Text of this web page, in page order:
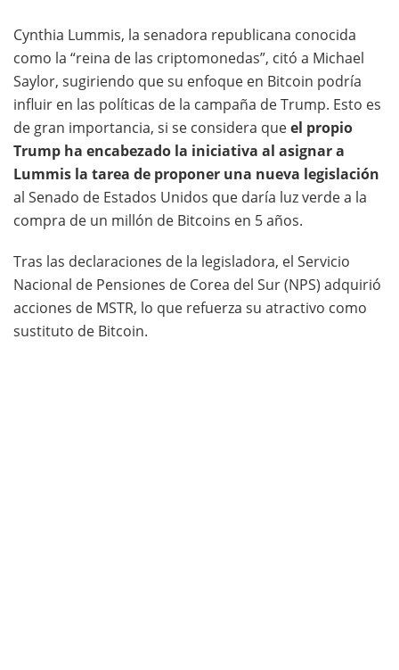
Cynthia Lummis, la senadora republicana conocida
como la “reina de las criptomonedas”, citó a Michael
Saylor, sugiriendo que su enfoque en Bitcoin podría
influir en las políticas de la campaña de Trump. Esto es
de gran importancia, si se considera queel propio
Trump ha encabezado la iniciativa al asignar a
Lummis la tarea de proponer una nueva legislación
al Senado de Estados Unidos que daría luz verde a la
compra de un millón de Bitcoins en 5 años.
Tras las declaraciones de la legisladora, el Servicio
Nacional de Pensiones de Corea del Sur (NPS) adquirió
acciones de MSTR, lo que refuerza su atractivo como
sustituto de Bitcoin.